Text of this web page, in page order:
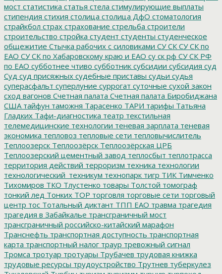
мост статистика статья стела стимулирующие выплаты
стипендия стихия столица столица ДфО стоматология
страйкбол страх страхование стрельба строители
строительство стройка студент студенты студенческое
общежитие Стычка рабочих с силовиками СУ СК СУ СК по
ЕАО СУ СК по Хабаровскому краю и ЕАО су ск рф СУ СК РФ
по ЕАО субботнее чтиво субботник субсидии субсидия суд
Суд суд присяжных судебные приставы судьи судья
суперасфальт суперлуние суррогат суточные сухой закон
сход вагонов Счетная палата Счетная палата Биробиджана
США тайфун таможня Тарасенко ТАРИ тарифы Татьяна
Гладких Тафи-диагностика театр текстильная
телемедицинские технологии теневая зарплата теневая
экономика тепловоз тепловые сети тепловычислитель
Теплоозерск Теплоозёрск Теплоозёрская ЦРБ
Теплоозерский цементный завод теплосбыт теплотрасса
территория действий терроризм техника технологии
технологический_техникум технопарк тигр ТИК Тимченко
Тихомиров ТКО Тлустенко товары Толстой томограф
тонкий лед Тонких ТОР торговля торговые сети торговый
центр тос Тотальный диктант ТПП ЕАО травма трагедия
трагедия в Забайкалье трансграничный мост
трансграничный российско-китайский марафон
Транснефть транспортная доступность транспортная
карта транспортный налог траур тревожный сигнал
Тромса тротуар тротуары Трубачев трудовая книжка
трудовые ресурсы трудоустройство Трутнев туберкулез